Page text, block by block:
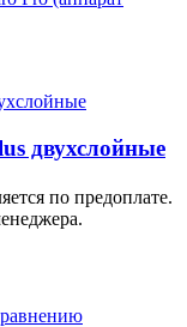
двухслойные
по предоплате.